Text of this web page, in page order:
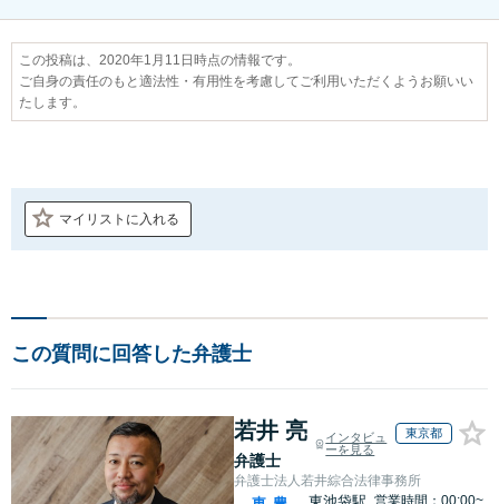
この投稿は、2020年1月11日時点の情報です。
ご自身の責任のもと適法性・有用性を考慮してご利用いただくようお願いい
たします。
マイリストに入れる
この質問に回答した弁護士
若井 亮
弁護士
インタビュ
ーを見る
東京都
弁護士法人若井綜合法律事務所
東池袋駅 営業時間：00:00~